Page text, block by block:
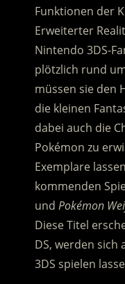
Funktionen der
Erweiterter
Nintendo 3DS-
plötzlich rund
müssen sie den
die kleinen
dabei auch die
Pokémon zu
Exemplare
kommenden
und Pokémon
Diese Titel
DS, werden sich
3DS spielen